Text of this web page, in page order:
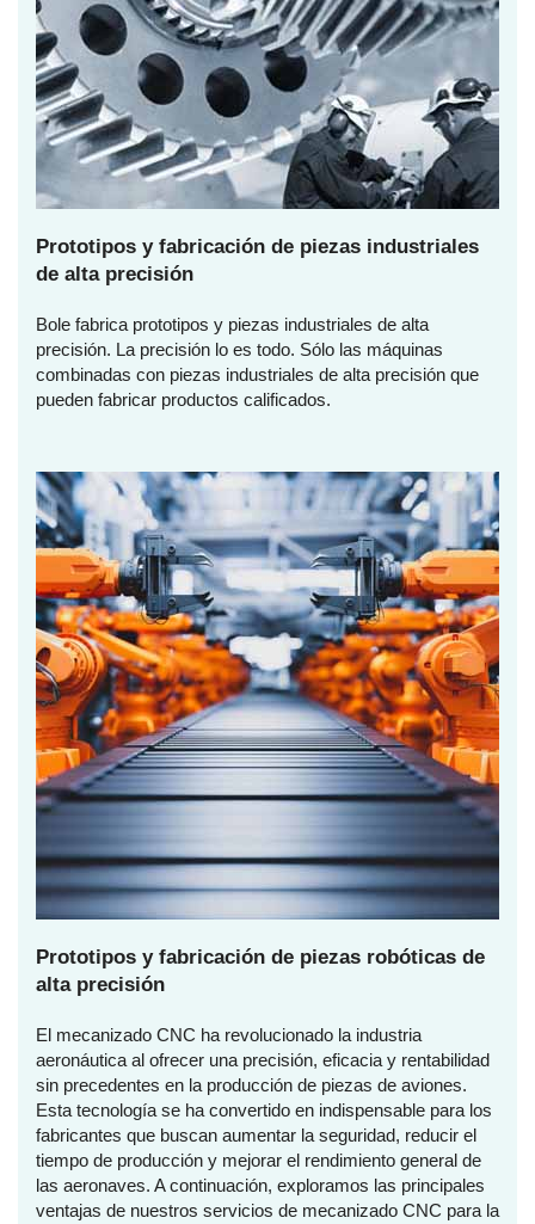
Prototipos y fabricación de piezas industriales
de alta precisión
Bole fabrica prototipos y piezas industriales de alta
precisión. La precisión lo es todo. Sólo las máquinas
combinadas con piezas industriales de alta precisión que
pueden fabricar productos calificados.
Prototipos y fabricación de piezas robóticas de
alta precisión
El mecanizado CNC ha revolucionado la industria
aeronáutica al ofrecer una precisión, eficacia y rentabilidad
sin precedentes en la producción de piezas de aviones.
Esta tecnología se ha convertido en indispensable para los
fabricantes que buscan aumentar la seguridad, reducir el
tiempo de producción y mejorar el rendimiento general de
las aeronaves. A continuación, exploramos las principales
ventajas de nuestros servicios de mecanizado CNC para la